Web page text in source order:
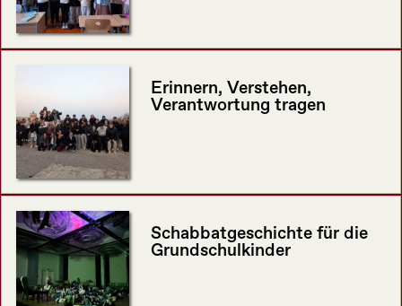
Erinnern, Verstehen,
Verantwortung tragen
Schabbatgeschichte für die
Grundschulkinder